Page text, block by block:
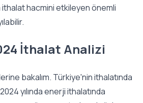
ithalat hacmini etkileyen önemli
İthalat Analizi
bakalım. Türkiye'nin ithalatında
yılında enerji ithalatında